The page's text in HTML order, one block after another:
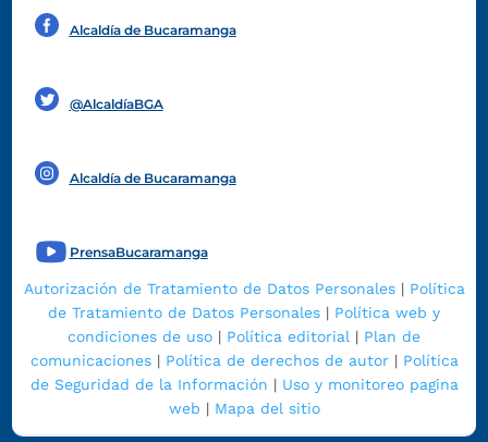
Alcaldía de Bucaramanga
@AlcaldíaBGA
Alcaldía de Bucaramanga
PrensaBucaramanga
Autorización de Tratamiento de Datos Personales| Política
de Tratamiento de Datos Personales | Política web y
condiciones de uso | Política editorial | Plan de
comunicaciones| Política de derechos de autor| Política
de Seguridad de la Información | Uso y monitoreo pagina
web | Mapa del sitio